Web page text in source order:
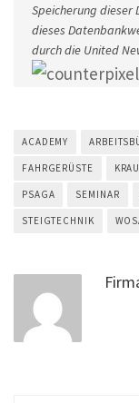
Speicherung dieser
dieses
durch die United
ACADEMY
FAHRGERÜSTE
PSAGA SEMINAR
STEIGTECHNIK